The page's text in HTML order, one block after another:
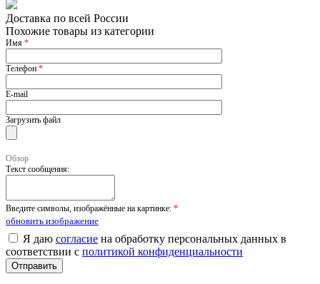
Доставка по всей России
Похожие товары из категории
Имя *
Телефон *
E-mail
Загрузить файл
Обзор
Текст сообщения:
Введите символы, изображённые на картинке: *
обновить изображение
Я даю согласие на обработку персональных данных в
соответствии с политикой конфиденциальности